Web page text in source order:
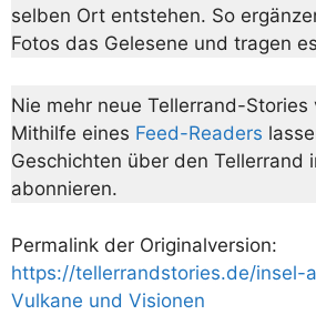
selben Ort entstehen. So
Fotos das Gelesene und tragen
Nie mehr neue Tellerrand-Stories
Mithilfe eines Feed-Readers
Geschichten über den Tellerrand
abonnieren.
Permalink der Originalversion:
https://tellerrandstories.de/insel-
Vulkane und Visionen